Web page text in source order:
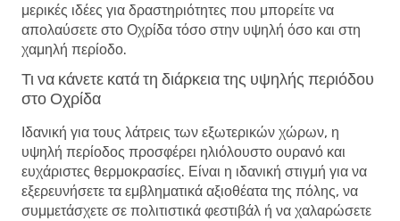
μερικές ιδέες για δραστηριότητες που μπορείτε να
απολαύσετε στο Οχρίδα τόσο στην υψηλή όσο και στη
χαμηλή περίοδο.
Τι να κάνετε κατά τη διάρκεια της υψηλής περιόδου
στο Οχρίδα
Ιδανική για τους λάτρεις των εξωτερικών χώρων, η
υψηλή περίοδος προσφέρει ηλιόλουστο ουρανό και
ευχάριστες θερμοκρασίες. Είναι η ιδανική στιγμή για να
εξερευνήσετε τα εμβληματικά αξιοθέατα της πόλης, να
συμμετάσχετε σε πολιτιστικά φεστιβάλ ή να χαλαρώσετε